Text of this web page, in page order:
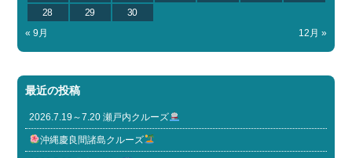
28
29
30
« 9月
12月 »
最近の投稿
2026.7.19～7.20 瀬戸内クルーズ
沖縄慶良間諸島クルーズ